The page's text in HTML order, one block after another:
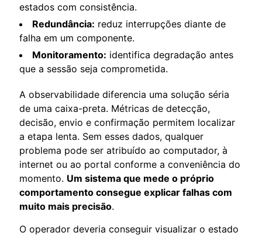
estados com consistência.
Redundância: reduz interrupções diante de
falha em um componente.
Monitoramento: identifica degradação antes
que a sessão seja comprometida.
A observabilidade diferencia uma solução séria
de uma caixa-preta. Métricas de detecção,
decisão, envio e confirmação permitem localizar
a etapa lenta. Sem esses dados, qualquer
problema pode ser atribuído ao computador, à
internet ou ao portal conforme a conveniência do
momento. Um sistema que mede o próprio
comportamento consegue explicar falhas com
muito mais precisão.
O operador deveria conseguir visualizar o estado